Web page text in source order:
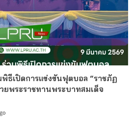
ธีเปิดการแข่งขันฟุตบอล “ราชภัฏ
ยพระราชทานพระบาทสมเด็จ